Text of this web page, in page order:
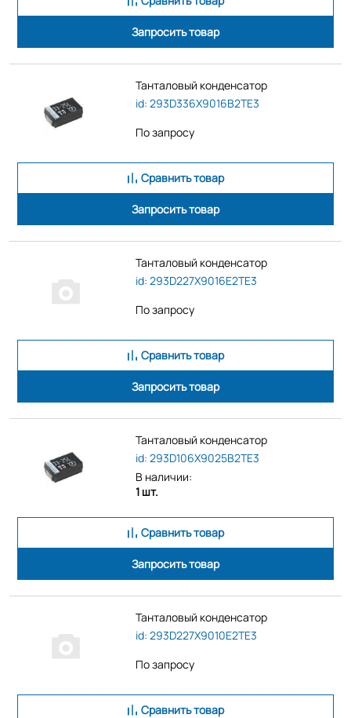
Запросить товар
Танталовый конденсатор
id: 293D336X9016B2TE3
По запросу
Сравнить товар
Запросить товар
Танталовый конденсатор
id: 293D227X9016E2TE3
По запросу
Сравнить товар
Запросить товар
Танталовый конденсатор
id: 293D106X9025B2TE3
В наличии:
1 шт.
Сравнить товар
Запросить товар
Танталовый конденсатор
id: 293D227X9010E2TE3
По запросу
Сравнить товар